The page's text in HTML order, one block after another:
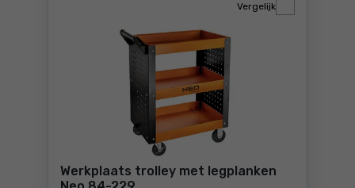
Werkplaats trolley met legplanken
Vergelijk